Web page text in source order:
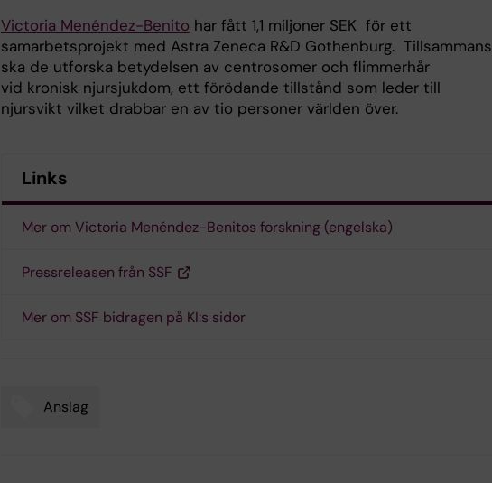
Victoria Menéndez-Benito har fått 1,1 miljoner SEK för ett
samarbetsprojekt med Astra Zeneca R&D Gothenburg. Tillsammans
ska de utforska betydelsen av centrosomer och flimmerhår
vid kronisk njursjukdom, ett förödande tillstånd som leder till
njursvikt vilket drabbar en av tio personer världen över.
Links
Mer om Victoria Menéndez-Benitos forskning (engelska)
Pressreleasen från SSF
Mer om SSF bidragen på KI:s sidor
Anslag